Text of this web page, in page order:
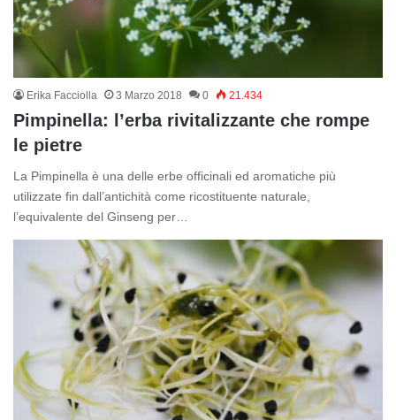
Erika Facciolla 3 Marzo 2018 0 21.434
Pimpinella: l’erba rivitalizzante che rompe
le pietre
La Pimpinella è una delle erbe officinali ed aromatiche più
utilizzate fin dall’antichità come ricostituente naturale,
l’equivalente del Ginseng per…